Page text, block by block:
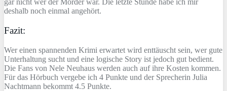
gar nicht wer der Mörder war. Die letzte Stunde habe ich mir
deshalb noch einmal angehört.
Fazit:
Wer einen spannenden Krimi erwartet wird enttäuscht sein, wer gute
Unterhaltung sucht und eine logische Story ist jedoch gut bedient.
Die Fans von Nele Neuhaus werden auch auf ihre Kosten kommen.
Für das Hörbuch vergebe ich 4 Punkte und der Sprecherin Julia
Nachtmann bekommt 4.5 Punkte.